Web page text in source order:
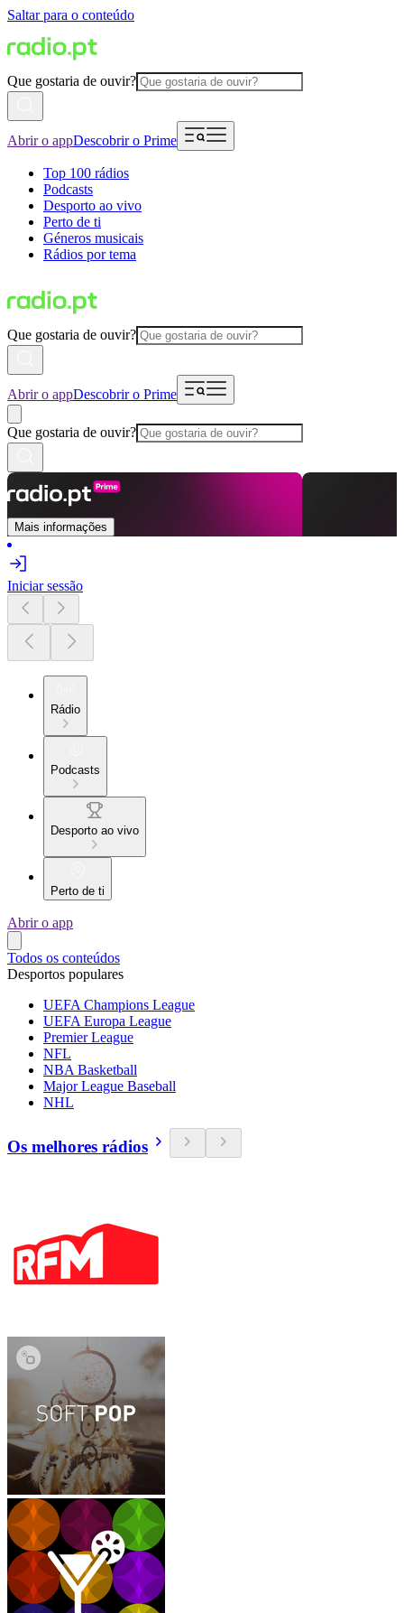
Saltar para o conteúdo
Que gostaria de ouvir?
Abrir o appDescobrir o Prime
Top 100 rádios
Podcasts
Desporto ao vivo
Perto de ti
Géneros musicais
Rádios por tema
Que gostaria de ouvir?
Abrir o appDescobrir o Prime
Que gostaria de ouvir?
Mais informações
Iniciar sessão
Rádio
Podcasts
Desporto ao vivo
Perto de ti
Abrir o app
Todos os conteúdos
Desportos populares
UEFA Champions League
UEFA Europa League
Premier League
NFL
NBA Basketball
Major League Baseball
NHL
Os melhores rádios